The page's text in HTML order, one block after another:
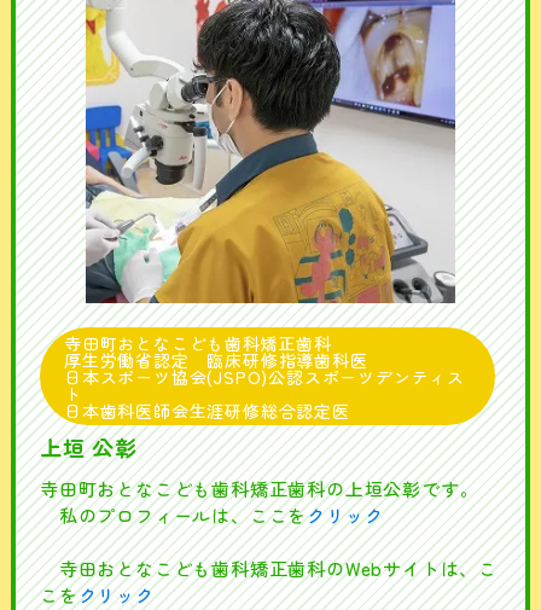
寺田町おとなこども歯科矯正歯科
厚生労働省認定 臨床研修指導歯科医
日本スポーツ協会(JSPO)公認スポーツデンティス
ト
日本歯科医師会生涯研修総合認定医
上垣 公彰
寺田町おとなこども歯科矯正歯科の上垣公彰です。
私のプロフィールは、ここをクリック
寺田おとなこども歯科矯正歯科のWebサイトは、こ
こをクリック